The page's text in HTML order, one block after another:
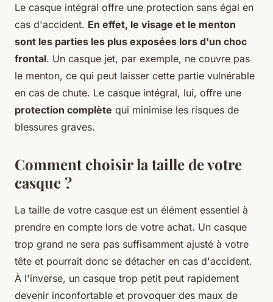
Le casque intégral offre une protection sans égal en
cas d'accident. En effet, le visage et le menton
sont les parties les plus exposées lors d'un choc
frontal. Un casque jet, par exemple, ne couvre pas
le menton, ce qui peut laisser cette partie vulnérable
en cas de chute. Le casque intégral, lui, offre une
protection complète qui minimise les risques de
blessures graves.
Comment choisir la taille de votre
casque ?
La taille de votre casque est un élément essentiel à
prendre en compte lors de votre achat. Un casque
trop grand ne sera pas suffisamment ajusté à votre
tête et pourrait donc se détacher en cas d'accident.
À l'inverse, un casque trop petit peut rapidement
devenir inconfortable et provoquer des maux de